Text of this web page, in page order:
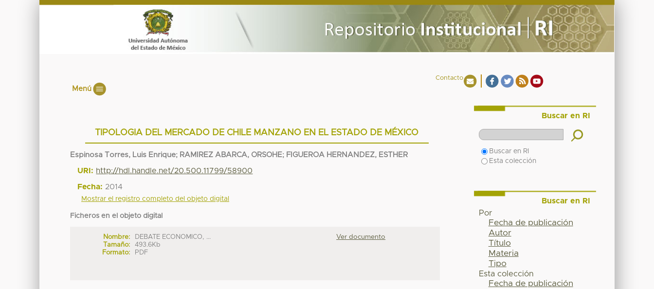
Contacto
Menú
TIPOLOGIA DEL MERCADO DE CHILE MANZANO EN EL ESTADO DE MÉXICO
Espinosa Torres, Luis Enrique; RAMIREZ ABARCA, ORSOHE; FIGUEROA HERNANDEZ, ESTHER
URI: http://hdl.handle.net/20.500.11799/58900
Fecha: 2014
Mostrar el registro completo del objeto digital
Ficheros en el objeto digital
Nombre:
DEBATE ECONOMICO, ...
Tamaño:
493.6Kb
Formato:
PDF
Ver documento
Buscar en RI
Buscar en RI
Esta colección
Buscar en RI
Por
Fecha de publicación
Autor
Título
Materia
Tipo
Esta colección
Fecha de publicación